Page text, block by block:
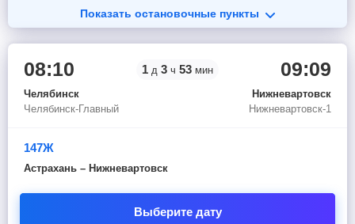
Показать остановочные пункты
08:10
Челябинск
Челябинск-Главный
1 д 3 ч 53 мин 09:09
Нижневартовск
Нижневартовск-1
147Ж
Астрахань – Нижневартовск
Выберите дату